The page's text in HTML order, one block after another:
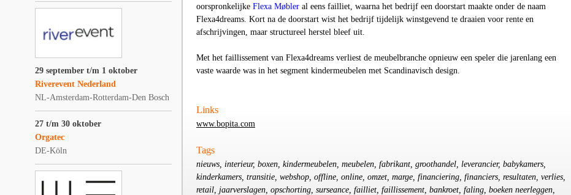
29 september t/m 1 oktober
Riverevent Nederland
NL-Amsterdam-Rotterdam-Den Bosch
27 t/m 30 oktober
Orgatec
DE-Köln
oorspronkelijke Flexa Møbler al eens failliet, waarna het bedrijf een doorstart maakte onder de naam
Flexa4dreams. Kort na de doorstart wist het bedrijf tijdelijk winstgevend te draaien voor rente en
afschrijvingen, maar structureel herstel bleef uit.
Met het faillissement van Flexa4dreams verliest de meubelbranche opnieuw een speler die jarenlang een
vaste waarde was in het segment kindermeubelen met Scandinavisch design.
Links
www.bopita.com
Tags
nieuws, interieur, boxen, kindermeubelen, meubelen, fabrikant, groothandel, leverancier, babykamers,
kinderkamers, transitie, webshop, offline, online, omzet, marge, financiering, financiers, resultaten, verlies,
retail, jaarverslagen, opschorting, surseance, failliet, faillissement, bankroet, faling, boeken neerleggen,